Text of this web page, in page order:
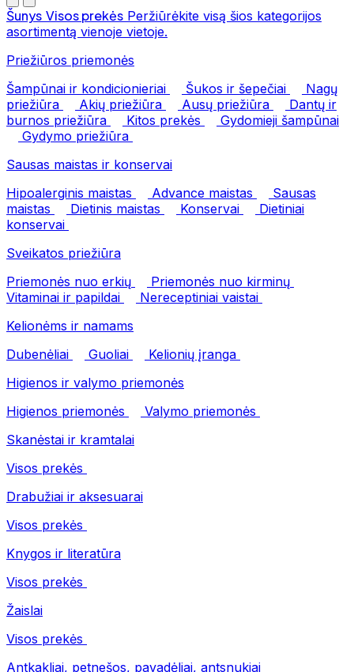
Šunys Visos prekės Peržiūrėkite visą šios kategorijos
asortimentą vienoje vietoje.
Priežiūros priemonės
Šampūnai ir kondicionieriai
Šukos ir šepečiai
Nagų
priežiūra
Akių priežiūra Ausų priežiūra
Dantų ir
burnos priežiūra
Kitos prekės
Gydomieji šampūnai
Gydymo priežiūra
Sausas maistas ir konservai
Hipoalerginis maistas
Advance maistas
Sausas
maistas
Dietinis maistas Konservai
Dietiniai
konservai
Sveikatos priežiūra
Priemonės nuo erkių
Priemonės nuo kirminų
Vitaminai ir papildai
Nereceptiniai vaistai
Kelionėms ir namams
Dubenėliai
Guoliai
Kelionių įranga
Higienos ir valymo priemonės
Higienos priemonės
Valymo priemonės
Skanėstai ir kramtalai
Visos prekės
Drabužiai ir aksesuarai
Visos prekės
Knygos ir literatūra
Visos prekės
Žaislai
Visos prekės
Antkakliai, petnešos, pavadėliai, antsnukiai